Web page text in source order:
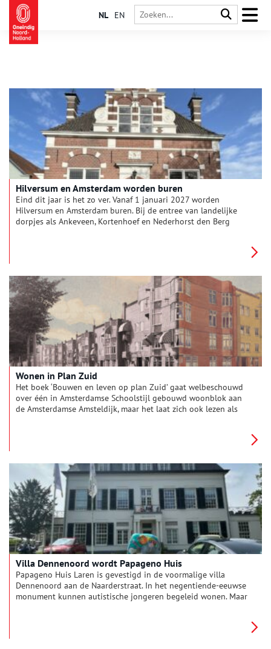
NL EN
Hilversum en Amsterdam worden buren
Eind dit jaar is het zo ver. Vanaf 1 januari 2027 worden
Hilversum en Amsterdam buren. Bij de entree van landelijke
dorpjes als Ankeveen, Kortenhoef en Nederhorst den Berg
Wonen in Plan Zuid
Het boek ‘Bouwen en leven op plan Zuid’ gaat welbeschouwd
over één in Amsterdamse Schoolstijl gebouwd woonblok aan
de Amsterdamse Amsteldijk, maar het laat zich ook lezen als
Villa Dennenoord wordt Papageno Huis
Papageno Huis Laren is gevestigd in de voormalige villa
Dennenoord aan de Naarderstraat. In het negentiende-eeuwse
monument kunnen autistische jongeren begeleid wonen. Maar